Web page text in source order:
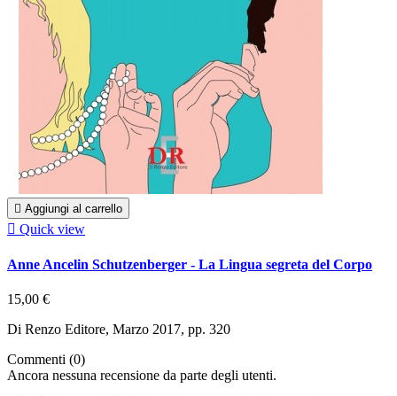
 Aggiungi al carrello
 Quick view
Anne Ancelin Schutzenberger - La Lingua segreta del Corpo
15,00 €
Di Renzo Editore, Marzo 2017, pp. 320
Commenti (0)
Ancora nessuna recensione da parte degli utenti.